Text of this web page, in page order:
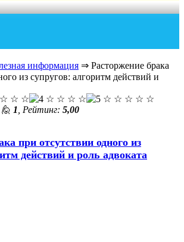
информация ⇒ Расторжение брака
из супругов: алгоритм действий и
1 , Рейтинг: 5,00
при отсутствии одного из
действий и роль адвоката